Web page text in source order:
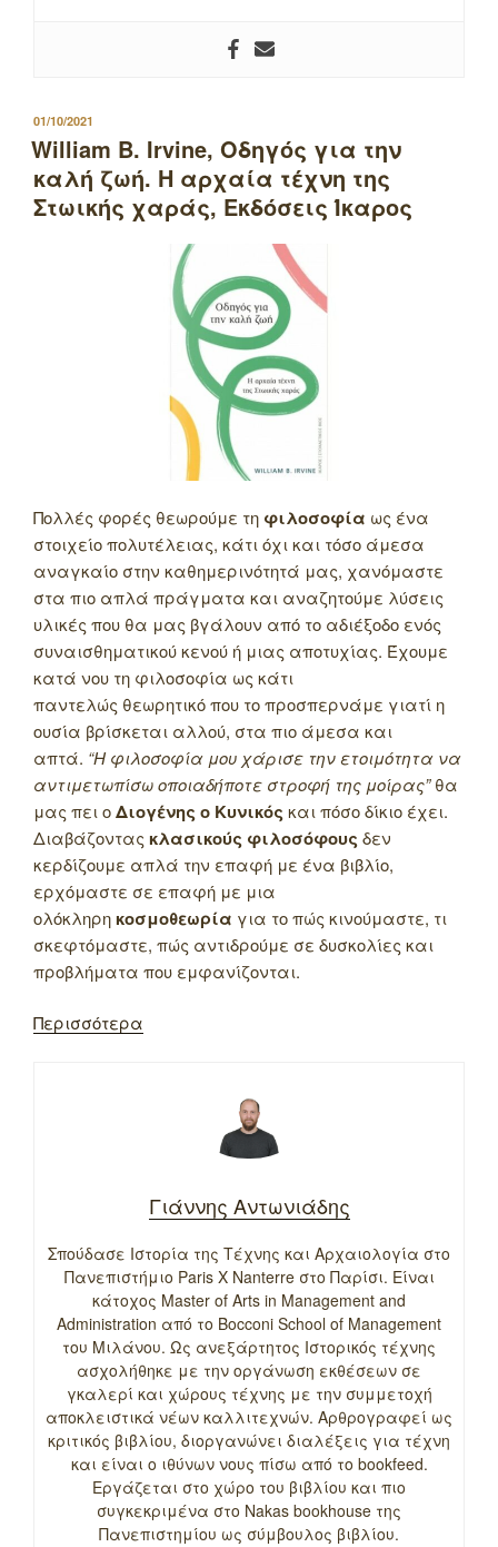
ΔΗΜΟΣΙΕΥΤΗΚΕ
ΣΤΙΣ
01/10/2021
William B. Irvine, Οδηγός για την
καλή ζωή. Η αρχαία τέχνη της
Στωικής χαράς, Εκδόσεις Ίκαρος
Πολλές φορές θεωρούμε τη φιλοσοφία ως ένα
στοιχείο πολυτέλειας, κάτι όχι και τόσο άμεσα
αναγκαίο στην καθημερινότητά μας, χανόμαστε
στα πιο απλά πράγματα και αναζητούμε λύσεις
υλικές που θα μας βγάλουν από το αδιέξοδο ενός
συναισθηματικού κενού ή μιας αποτυχίας. Έχουμε
κατά νου τη φιλοσοφία ως κάτι
παντελώς θεωρητικό που το προσπερνάμε γιατί η
ουσία βρίσκεται αλλού, στα πιο άμεσα και
απτά. “Η φιλοσοφία μου χάρισε την ετοιμότητα να
αντιμετωπίσω οποιαδήποτε στροφή της μοίρας”θα
μας πει οΔιογένης ο Κυνικός και πόσο δίκιο έχει.
Διαβάζοντας κλασικούς φιλοσόφους δεν
κερδίζουμε απλά την επαφή με ένα βιβλίο,
ερχόμαστε σε επαφή με μια
ολόκληρηκοσμοθεωρία για το πώς κινούμαστε, τι
σκεφτόμαστε, πώς αντιδρούμε σε δυσκολίες και
προβλήματα που εμφανίζονται.
Περισσότερα
Γιάννης Αντωνιάδης
Σπούδασε Ιστορία της Τέχνης και Αρχαιολογία στο
Πανεπιστήμιο Paris X Nanterre στο Παρίσι. Είναι
κάτοχος Master of Arts in Management and
Administration από το Bocconi School of Management
του Μιλάνου. Ως ανεξάρτητος Ιστορικός τέχνης
ασχολήθηκε με την οργάνωση εκθέσεων σε
γκαλερί και χώρους τέχνης με την συμμετοχή
αποκλειστικά νέων καλλιτεχνών. Αρθρογραφεί ως
κριτικός βιβλίου, διοργανώνει διαλέξεις για τέχνη
και είναι ο ιθύνων νους πίσω από το bookfeed.
Εργάζεται στο χώρο του βιβλίου και πιο
συγκεκριμένα στο Nakas bookhouse της
Πανεπιστημίου ως σύμβουλος βιβλίου.